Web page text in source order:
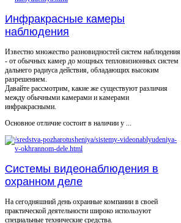
Инфракрасные камеры
наблюдения
Известно множество разновидностей систем наблюдения
- от обычных камер до мощных тепловизионных систем
дальнего радиуса действия, обладающих высоким
разрешением.
Давайте рассмотрим, какие же существуют различия
между обычными камерами и камерами
инфракрасными.
Основное отличие состоит в наличии у ...
Системы видеонаблюдения в
охранном деле
На сегодняшний день охранные компании в своей
практической деятельности широко используют
специальные технические средства.